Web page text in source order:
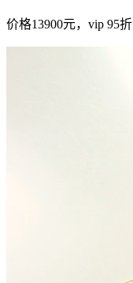
价格13900元，vip 95折